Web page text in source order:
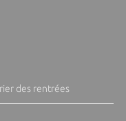
des rentrées